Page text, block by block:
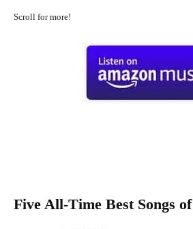
Scroll for more!
Five All-Time Best Songs of